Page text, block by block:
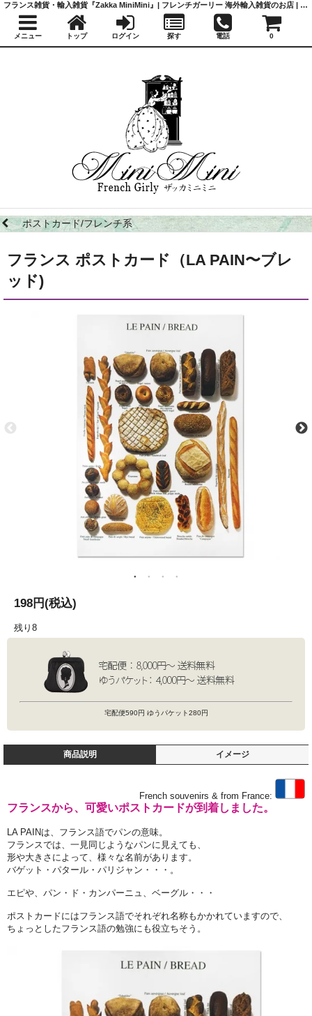
ポストカード/フレンチ系
フランス ポストカード（LA PAIN〜ブレ
ッド)
198円(税込)
残り8
宅配便590円 ゆうパケット280円
商品説明 イメージ
French souvenirs & from France:
フランスから、可愛いポストカードが到着しました。
LA PAINは、フランス語でパンの意味。
フランスでは、一見同じようなパンに見えても、
形や大きさによって、様々な名前があります。
バゲット・パタール・パリジャン・・・。
エピや、パン・ド・カンパーニュ、ベーグル・・・
ポストカードにはフランス語でそれぞれ名称もかかれていますので、
ちょっとしたフランス語の勉強にも役立ちそう。
フランス雑貨・輸入雑貨『Zakka MiniMini』| フレンチガーリー 海外輸入雑貨のお店 | かわいい雑貨 | 蚤の市 | アンティーク
メニュー トップ ログイン 探す 電話 0